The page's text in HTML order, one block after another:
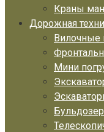
Краны
Дорожная
Вилочные
Мини